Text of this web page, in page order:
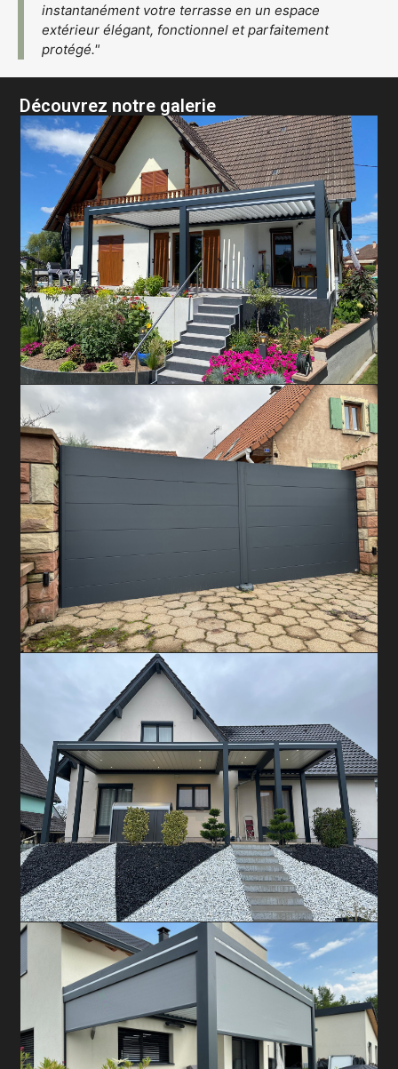
instantanément votre terrasse en un espace
extérieur élégant, fonctionnel et parfaitement
protégé."
Découvrez notre galerie